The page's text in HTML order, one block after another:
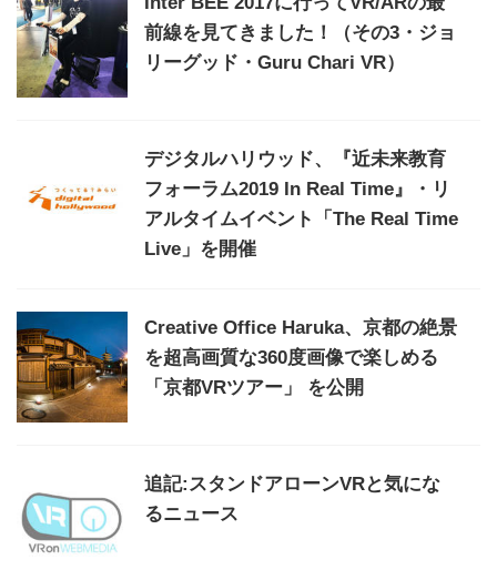
前線を見てきました！（その3・ジョ
リーグッド・Guru Chari VR）
デジタルハリウッド、『近未来教育
フォーラム2019 In Real Time』・リ
アルタイムイベント「The Real Time
Live」を開催
Creative Office Haruka、京都の絶景
を超高画質な360度画像で楽しめる
「京都VRツアー」 を公開
追記:スタンドアローンVRと気にな
るニュース